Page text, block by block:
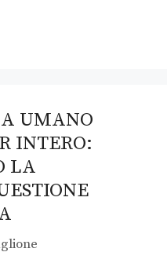
UMANO
INTERO:
LA